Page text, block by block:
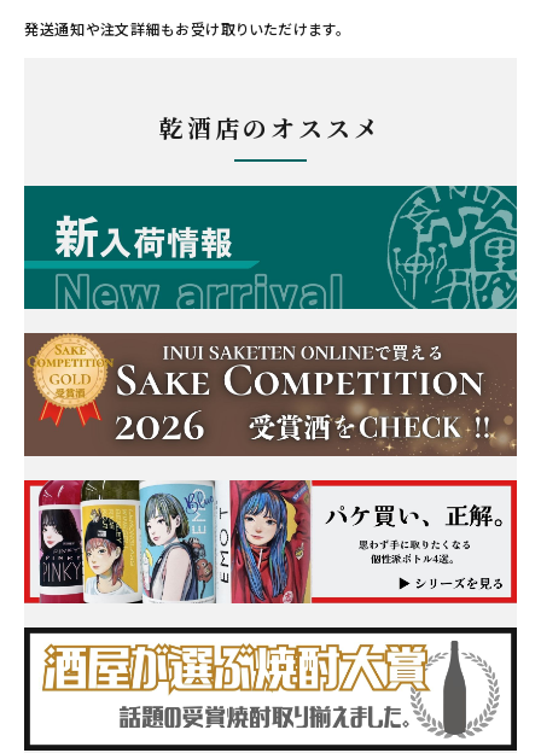
発送通知や注文詳細もお受け取りいただけます。
乾酒店のオススメ